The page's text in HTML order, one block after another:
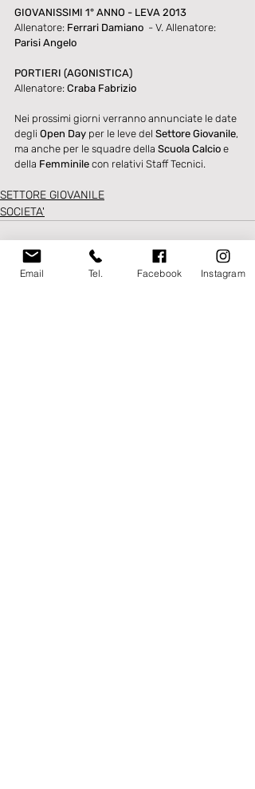
GIOVANISSIMI 1° ANNO - LEVA 2013
Allenatore: Ferrari Damiano
  - V. Allenatore:
Parisi Angelo
PORTIERI (AGONISTICA)
Allenatore: Craba Fabrizio
Nei prossimi giorni verranno annunciate le date
degli Open Day per le leve del Settore Giovanile,
ma anche per le squadre della Scuola Calcio e
della Femminile con relativi Staff Tecnici.
SETTORE GIOVANILE
SOCIETA'
Email Tel. Facebook Instagram